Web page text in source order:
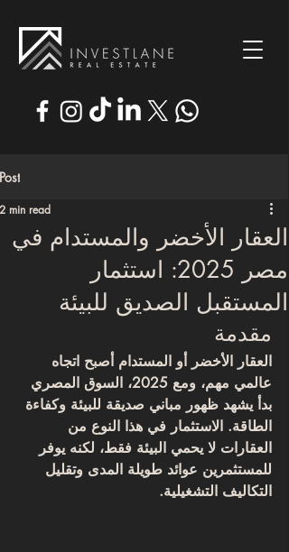
Post
العقار الأخضر والمستدام في
مصر 2025: استثمار
المستقبل الصديق للبيئة
2 min read
مقدمة
العقار الأخضر أو المستدام أصبح اتجاه
عالمي مهم، ومع 2025، السوق المصري
بدأ يشهد ظهور مباني صديقة للبيئة وكفاءة
الطاقة. الاستثمار في هذا النوع من
العقارات لا يحمي البيئة فقط، لكنه يوفر
للمستثمرين عوائد طويلة المدى وتقليل
التكاليف التشغيلية.